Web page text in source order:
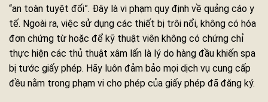
“an toàn tuyệt đối”. Đây là vi phạm quy định về quảng cáo y
tế. Ngoài ra, việc sử dụng các thiết bị trôi nổi, không có hóa
đơn chứng từ hoặc để kỹ thuật viên không có chứng chỉ
thực hiện các thủ thuật xâm lấn là lý do hàng đầu khiến spa
bị tước giấy phép. Hãy luôn đảm bảo mọi dịch vụ cung cấp
đều nằm trong phạm vi cho phép của giấy phép đã đăng ký.